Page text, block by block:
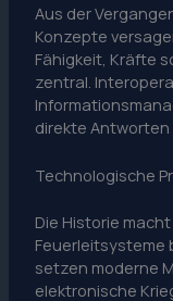
Aus der
Konzepte
Fähigkeit, Kräfte
zentral.
direkte
Technologische
Die Historie
Feuerleitsysteme
setzen moderne
elektronische